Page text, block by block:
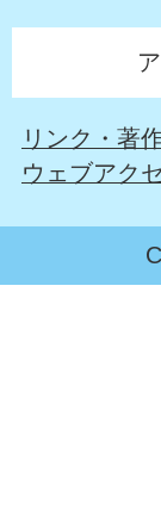
リンク・著
ウェブアク